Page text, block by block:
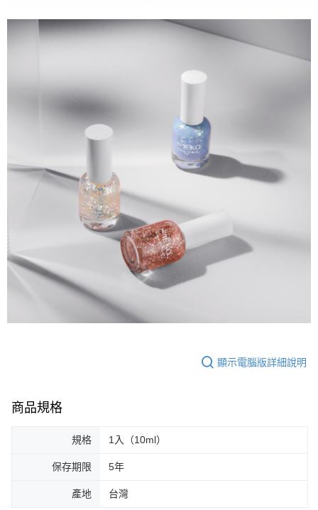
顯示電腦版詳細說明
商品規格
規格 1入（10ml）
保存期限 5年
產地 台灣